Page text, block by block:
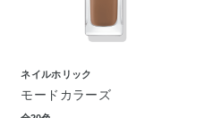
ネイルホリック
モードカラーズ